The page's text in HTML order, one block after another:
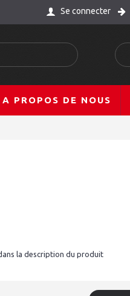
Se connecter
A PROPOS DE NOUS
la description du produit